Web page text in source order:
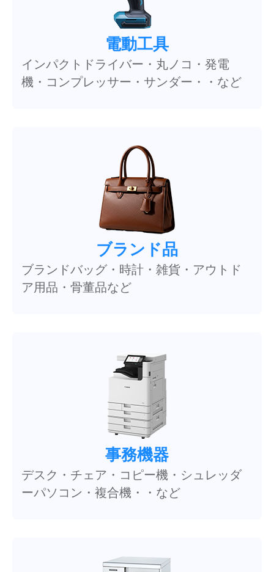
電動工具
インパクトドライバー・丸ノコ・発電
機・コンプレッサー・サンダー・・など
ブランド品
ブランドバッグ・時計・雑貨・アウトド
ア用品・骨董品など
事務機器
デスク・チェア・コピー機・シュレッダ
ーパソコン・複合機・・など